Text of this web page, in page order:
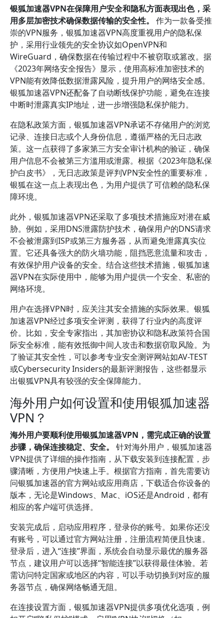
银狐加速器VPN在保障用户安全和隐私方面表现出色，采
用多层加密技术确保数据传输的安全性。
作为一款备受推
崇的VPN服务，银狐加速器VPN高度重视用户的隐私保
护，采用行业领先的安全协议如OpenVPN和
WireGuard，确保数据在传输过程中不被窃取或篡改。据
《2023年网络安全报告》显示，使用高标准加密技术的
VPN能有效降低数据泄露风险，提升用户的网络安全感。
银狐加速器VPN还配备了自动断线保护功能，避免在连接
中断时泄露真实IP地址，进一步增强隐私保护能力。
在隐私政策方面，银狐加速器VPN承诺不存储用户的浏览
记录、连接日志或个人身份信息，遵循严格的无日志政
策。这一点获得了多家第三方安全审计机构的验证，确保
用户信息不会被第三方滥用或泄露。根据《2023年隐私保
护白皮书》，无日志政策是评判VPN安全性的重要标准，
银狐在这一点上表现出色，为用户提供了可信赖的隐私保
障环境。
此外，银狐加速器VPN还采取了多项技术措施应对潜在威
胁。例如，采用DNS泄露防护技术，确保用户的DNS请求
不会被泄露到ISP或第三方服务器，从而避免泄露真实位
置。它还具备强大的防火墙功能，阻挡恶意流量和攻击，
有效保护用户设备的安全。结合这些技术措施，银狐加速
器VPN在实际使用中，能够为用户提供一个安全、私密的
网络环境。
用户在选择VPN时，应关注其安全措施的实际效果。银狐
加速器VPN经过多项安全评测，获得了行业内的高度评
价。比如，安全专家指出，其加密协议和隐私政策符合国
际安全标准，能有效抵御中间人攻击和数据窃取风险。为
了验证其安全性，可以参考专业安全测评网站如AV-TEST
或Cybersecurity Insiders的最新评测报告，这些都显示
出银狐VPN具有较强的安全保障能力。
海外用户如何设置和使用银狐加速器
VPN？
海外用户要顺利使用银狐加速器VPN，需完成正确的设置
步骤，确保连接稳定、安全。
针对海外用户，银狐加速器
VPN提供了详细的操作指南，从下载安装到连接配置，步
骤清晰，方便用户快速上手。根据官方指南，首先需要访
问银狐加速器的官方网站或应用商店，下载适合你设备的
版本，无论是Windows、Mac、iOS还是Android，都有
相应的客户端可供选择。
安装完成后，启动应用程序，登录你的账号。如果你还没
有账号，可以通过官方网站注册，注册流程简便且快速。
登录后，进入“连接”界面，系统会自动显示最优的服务器
节点，建议用户可以选择“智能连接”以获得最佳体验。若
需访问特定国家或地区的内容，可以手动切换到对应的服
务器节点，确保网络畅通无阻。
在连接设置方面，银狐加速器VPN提供多项优化选项，例